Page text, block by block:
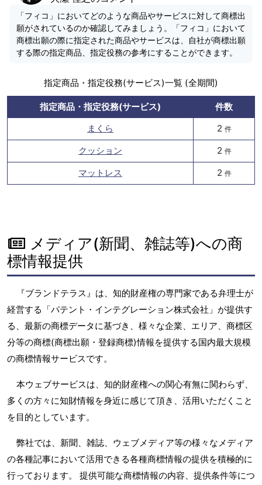
「フィコ」においてどのような商品やサービスに対して商標出
願がされているのか確認してみましょう。「フィコ」において
商標出願の際に指定された商品やサービスは、自社が商標出願
する際の指定商品、指定役務の参考にすることができます。
指定商品・指定役務(サービス)一覧 (全期間)
指定商品・指定役務(サービス)
件数
まくら
2 件
クッション 2 件
マットレス 2 件
メディア(新聞、雑誌等)への商
標情報提供
『ブランドテラス』は、知的財産権の専門家である弁理士が
経営する「パテント・インテグレーション株式会社」が提供す
る、最新の商標データに基づき、様々な企業、エリア、商標区
分等の商標(商標出願・登録商標)情報を提供する国内最大規模
の商標情報サービスです。
本ウェブサービスは、知的財産権への関心有無に関わらず、
多くの方々に知財情報を身近に感じて頂き、活用いただくこと
を目的としています。
弊社では、新聞、雑誌、ウェブメディア等の様々なメディア
の各種記事において活用できる各種商標情報の提供を積極的に
行っております。 提供可能な商標情報の内容、提供条件等につ